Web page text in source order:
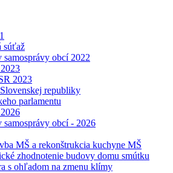
súťaž
obcí 2022
2023
republiky
parlamentu
obcí - 2026
MŠ a rekonštrukcia kuchyne MŠ
zhodnotenie budovy domu smútku
s ohľadom na zmenu klímy